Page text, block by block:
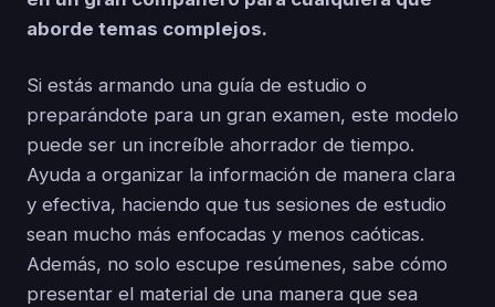
aborde temas complejos.
Si estás armando una guía de estudio o
preparándote para un gran examen, este modelo
puede ser un increíble ahorrador de tiempo.
Ayuda a organizar la información de manera clara
y efectiva, haciendo que tus sesiones de estudio
sean mucho más enfocadas y menos caóticas.
Además, no solo escupe resúmenes, sabe cómo
presentar el material de una manera que sea